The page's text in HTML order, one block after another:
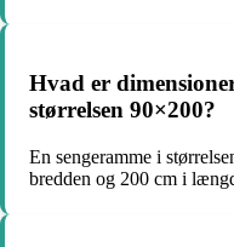
Hvad er
størrelsen 90×200?
En sengeramme i
bredden og 200 cm i